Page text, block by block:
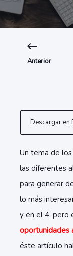
Anterior
Descargar en
Un tema de
las diferentes
para generar
lo más
y en el 4, pero
oportunidades
éste artículo